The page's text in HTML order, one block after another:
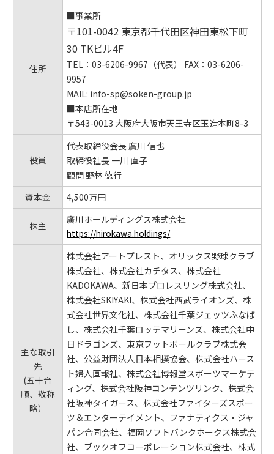
住所
■事業所
〒101-0042 東京都千代田区神田東松下町
30 TKビル4F
TEL：03-6206-9967（代表） FAX：03-6206-
9957
MAIL: info-sp@soken-group.jp
■本店所在地
〒543-0013 大阪府大阪市天王寺区玉造本町8-3
役員
代表取締役会長 廣川 信也
取締役社長 一川 直子
顧問 野林 徳行
資本金
4,500万円
株主
廣川ホールディングス株式会社
https://hirokawa.holdings/
主な取引
先
(五十音
順、敬称
略）
株式会社アートプレスト、オリックス野球クラブ
株式会社、株式会社カチタス、株式会社
KADOKAWA、新日本プロレスリング株式会社、
株式会社SKIYAKI、株式会社西武ライオンズ、株
式会社世界文化社、株式会社千葉ジェッツふなば
し、株式会社千葉ロッテマリーンズ、株式会社中
日ドラゴンズ、東京フットボールクラブ株式会
社、公益財団法人日本相撲協会、株式会社ハース
ト婦人画報社、株式会社博報堂スポーツマーケテ
ィング、株式会社阪神コンテンツリンク、株式会
社阪神タイガース、株式会社ファイターズスポー
ツ＆エンターテイメント、ファナティクス・ジャ
パン合同会社、福岡ソフトバンクホークス株式会
社、ブックオフコーポレーション株式会社、株式